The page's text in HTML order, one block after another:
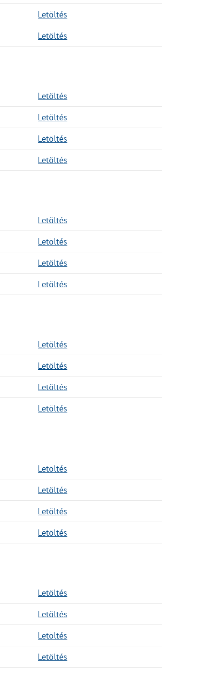
Letöltés
Letöltés
Letöltés
Letöltés
Letöltés
Letöltés
Letöltés
Letöltés
Letöltés
Letöltés
Letöltés
Letöltés
Letöltés
Letöltés
Letöltés
Letöltés
Letöltés
Letöltés
Letöltés
Letöltés
Letöltés
Letöltés